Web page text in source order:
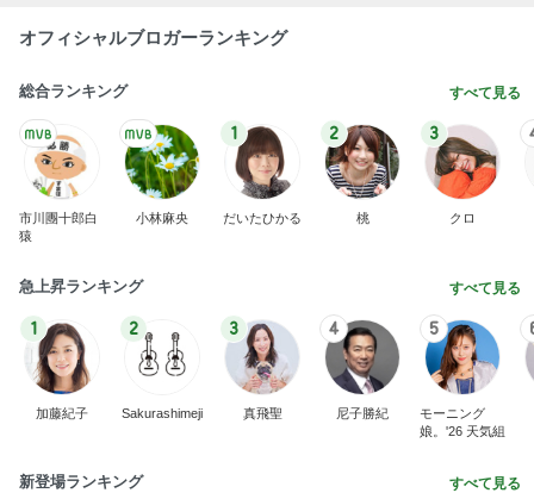
オフィシャルブロガーランキング
総合ランキング すべて見る
市川團十郎白
猿
小林麻央
1
だいたひかる
2
桃
3
クロ
急上昇ランキング すべて見る
1
加藤紀子
2
Sakurashimeji
3
真飛聖
4
尼子勝紀
5
モーニング
娘。'26 天気組
新登場ランキング すべて見る